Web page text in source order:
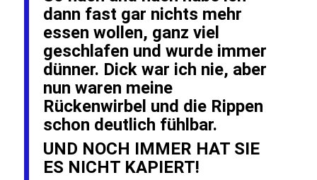
dann fast gar nichts mehr
essen wollen, ganz viel
geschlafen und wurde immer
dünner. Dick war ich nie, aber
nun waren meine
Rückenwirbel und die Rippen
schon deutlich fühlbar.
UND NOCH IMMER HAT SIE
ES NICHT KAPIERT!